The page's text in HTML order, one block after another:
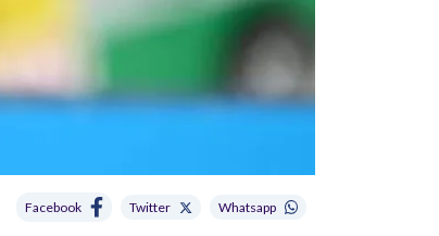
Facebook Twitter Whatsapp